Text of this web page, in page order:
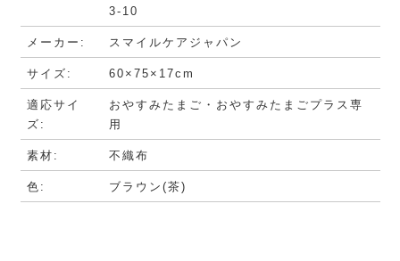
3-10
メーカー: スマイルケアジャパン
サイズ: 60×75×17cm
適応サイ
ズ:
おやすみたまご・おやすみたまごプラス専
用
素材: 不織布
色: ブラウン(茶)